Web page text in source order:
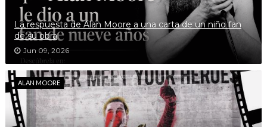
La respuesta de Alan Moore a una carta de un niño fan
de su obra
Jun 09, 2026
ALAN MOORE